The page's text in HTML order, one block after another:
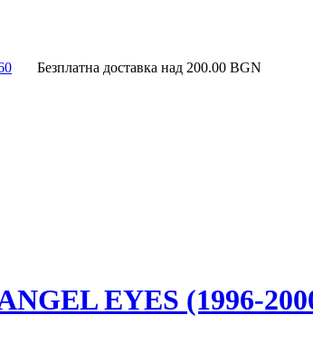
Безплатна доставка над 200.00 BGN
EYES (1996-